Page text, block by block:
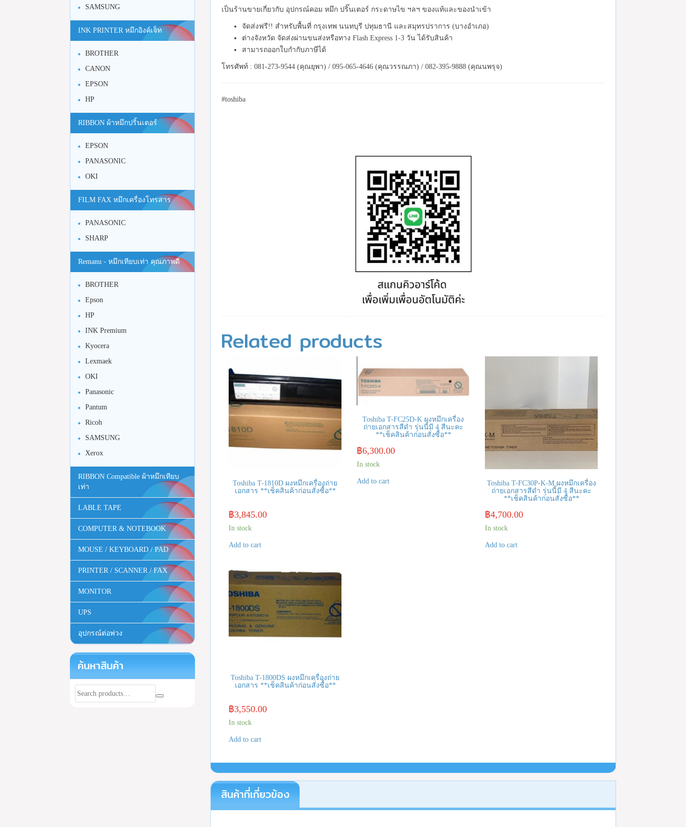
เป็นร้านขายเกี่ยวกับ อุปกรณ์คอม หมึก ปริ๊นเตอร์ กระดาษไข ฯลฯ ของแท้และของนำเข้า
จัดส่งฟรี!! สำหรับพื้นที่ กรุงเทพ นนทบุรี ปทุมธานี และสมุทรปราการ (บางอำเภอ)
ต่างจังหวัด จัดส่งผ่านขนส่งหรือทาง Flash Express 1-3 วัน ได้รับสินค้า
สามารถออกใบกำกับภาษีได้
โทรศัพท์ : 081-273-9544 (คุณยุพา) / 095-065-4646 (คุณวรรณภา) / 082-395-9888 (คุณนพรุจ)
#toshiba
Related products
Toshiba T-1810D ผงหมึกเครื่องถ่าย
เอกสาร **เช็คสินค้าก่อนสั่งซื้อ**
฿3,845.00
In stock
Add to cart
Toshiba T-FC25D-K ผงหมึกเครื่อง
ถ่ายเอกสารสีดำ รุ่นนี้มี 4 สีนะคะ
**เช็คสินค้าก่อนสั่งซื้อ**
฿6,300.00
In stock
Add to cart
Toshiba T-FC30P-K-M ผงหมึกเครื่อง
ถ่ายเอกสารสีดำ รุ่นนี้มี 4 สีนะคะ
**เช็คสินค้าก่อนสั่งซื้อ**
฿4,700.00
In stock
Add to cart
Toshiba T-1800DS ผงหมึกเครื่องถ่าย
เอกสาร **เช็คสินค้าก่อนสั่งซื้อ**
฿3,550.00
In stock
Add to cart
สินค้าที่เกี่ยวข้อง
SAMSUNG
INK PRINTER หมึกอิงค์เจ็ท
BROTHER
CANON
EPSON
HP
RIBBON ผ้าหมึกปริ้นเตอร์
EPSON
PANASONIC
OKI
FILM FAX หมึกเครื่องโทรสาร
PANASONIC
SHARP
Remanu - หมึกเทียบเท่า คุณภาพดี
BROTHER
Epson
HP
INK Premium
Kyocera
Lexmaek
OKI
Panasonic
Pantum
Ricoh
SAMSUNG
Xerox
RIBBON Compatible ผ้าหมึกเทียบ
เท่า
LABLE TAPE
COMPUTER & NOTEBOOK
MOUSE / KEYBOARD / PAD
PRINTER / SCANNER / FAX
MONITOR
UPS
อุปกรณ์ต่อพ่วง
ค้นหาสินค้า